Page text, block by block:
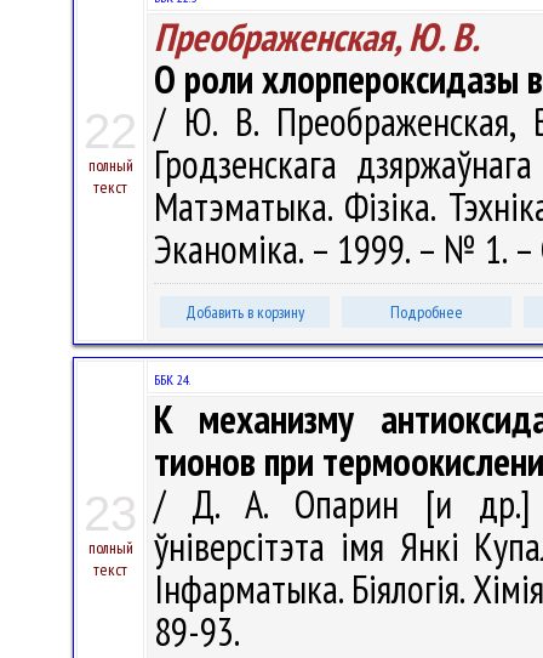
22
полный
текст
Преображенская, Ю. В.
О роли хлорпероксидазы
/ Ю. В. Преображенская,
Гродзенскага
Матэматыка. Фізіка.
Эканоміка. – 1999. – № 1.
Добавить в корзину Подробнее
23
полный
текст
ББК 24.
К механизму
тионов при
/ Д. А. Опарин [и др.] //
ўніверсітэта імя Янкі
Інфарматыка. Біялогія.
89-93.